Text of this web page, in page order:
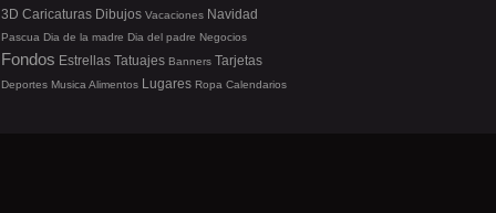
3D Caricaturas Dibujos Vacaciones Navidad
Pascua Dia de la madre Dia del padre Negocios
Fondos Estrellas Tatuajes Banners Tarjetas
Deportes Musica Alimentos Lugares Ropa Calendarios